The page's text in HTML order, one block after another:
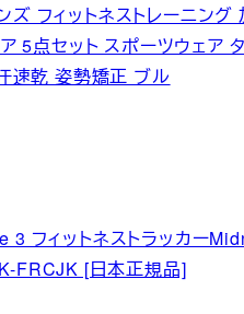
フィットネストレーニン
5点セット スポーツウェア
速乾 姿勢矯正 ブル
3 フィットネストラッカー
FRCJK [日本正規品]